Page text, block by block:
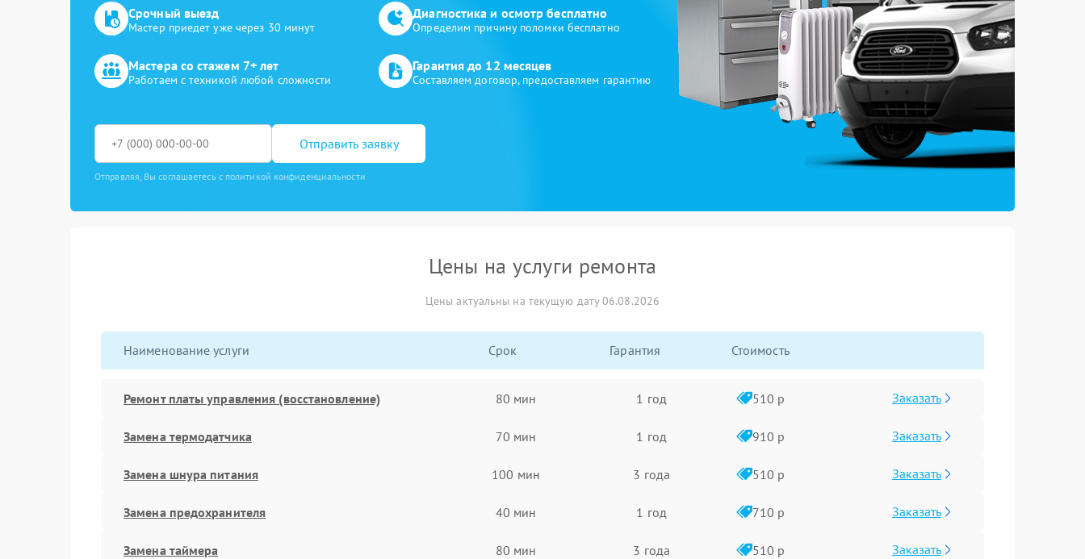
Срочный выезд
Мастер приедет уже через 30 минут
Диагностика и осмотр бесплатно
Определим причину поломки бесплатно
Мастера со стажем 7+ лет
Работаем с техникой любой сложности
Гарантия до 12 месяцев
Составляем договор, предоставляем гарантию
Отправить заявку
Отправляя, Вы соглашаетесь с политикой конфиденциальности
Цены на услуги ремонта
Цены актуальны на текущую дату 06.08.2026
Наименование услуги Срок Гарантия Стоимость
Ремонт платы управления (восстановление) 80 мин 1 год 510 р Заказать
Замена термодатчика 70 мин 1 год 910 р Заказать
Замена шнура питания 100 мин 3 года 510 р Заказать
Замена предохранителя 40 мин 1 год 710 р Заказать
Замена таймера 80 мин 3 года 510 р Заказать